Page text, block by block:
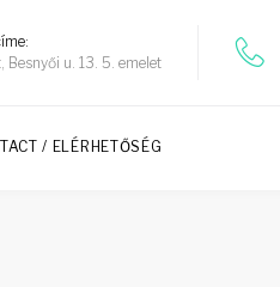
Besnyői u. 13. 5. emelet
/ ELÉRHETŐSÉG